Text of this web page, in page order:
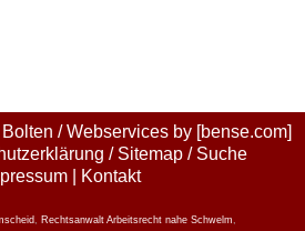
/ Webservices by [bense.com]
/ Sitemap/ Suche
Kontakt
Rechtsanwalt Arbeitsrecht nahe Schwelm